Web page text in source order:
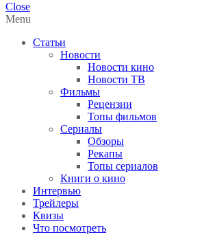
Close
Menu
Статьи
Новости
Новости кино
Новости ТВ
Фильмы
Рецензии
Топы фильмов
Сериалы
Обзоры
Рекапы
Топы сериалов
Книги о кино
Интервью
Трейлеры
Квизы
Что посмотреть